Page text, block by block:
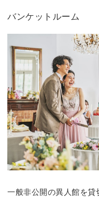
バンケットルーム
一般非公開の異人館を貸